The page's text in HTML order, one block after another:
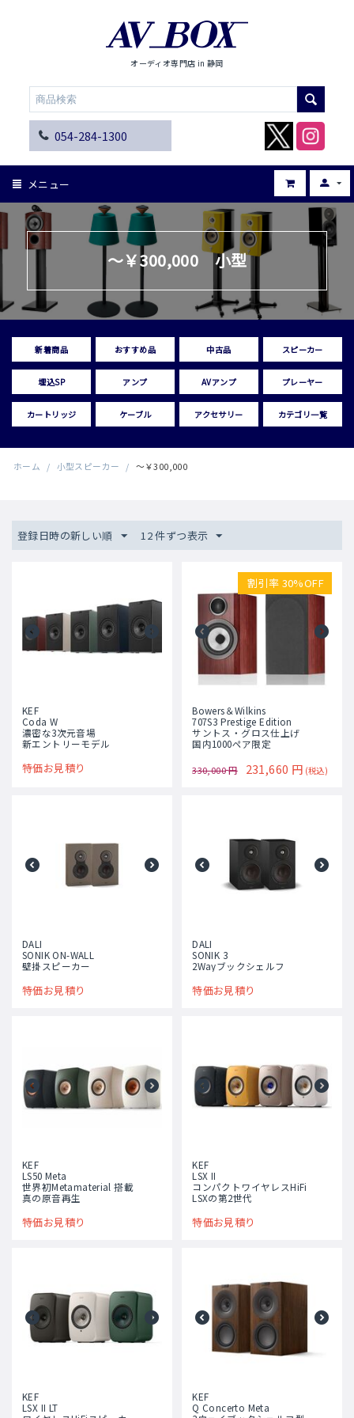
オーディオ専門店 in 静岡
054-284-1300
メニュー
～￥300,000 小型
新着商品 おすすめ品 中古品 スピーカー
埋込SP アンプ AVアンプ プレーヤー
カートリッジ ケーブル アクセサリー カテゴリ一覧
ホーム / 小型スピーカー / ～￥300,000
登録日時の新しい順 12 件ずつ表示
KEF
Coda W
濃密な3次元音場
新エントリーモデル
特価お見積り
割引率 30%OFF
Bowers＆Wilkins
707S3 Prestige Edition
サントス・グロス仕上げ
国内1000ペア限定
330,000 円 231,660 円 (税込)
DALI
SONIK ON-WALL
壁掛スピーカー
特価お見積り
DALI
SONIK 3
2Wayブックシェルフ
特価お見積り
KEF
LS50 Meta
世界初Metamaterial 搭載
真の原音再生
特価お見積り
KEF
LSX II
コンパクトワイヤレスHiFi
LSXの第2世代
特価お見積り
KEF
LSX II LT
KEF
Q Concerto Meta